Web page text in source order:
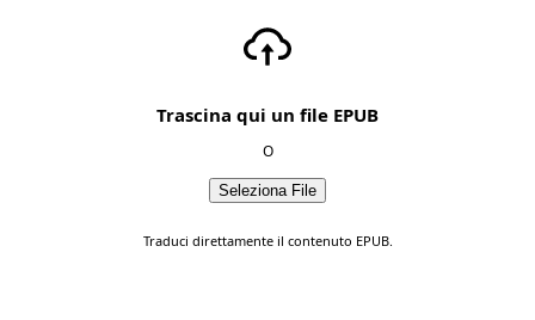
Trascina qui un file EPUB
O
Seleziona File
Traduci direttamente il contenuto EPUB.